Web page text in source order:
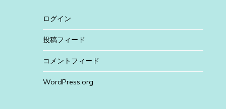
ログイン
投稿フィード
コメントフィード
WordPress.org